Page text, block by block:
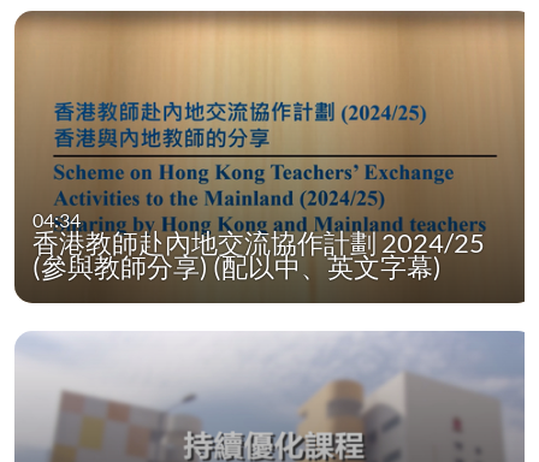
04:34
香港教師赴內地交流協作計劃 2024/25
(參與教師分享) (配以中、英文字幕)